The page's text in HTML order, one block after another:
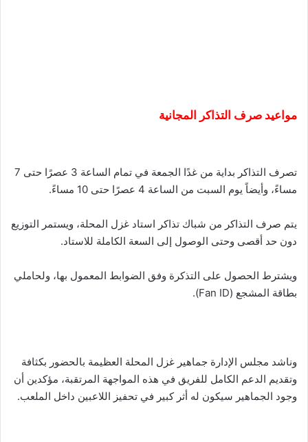
مواعيد صرف التذاكر المجانية
تصرف التذاكر بداية من غدًا الجمعة في تمام الساعة 3 عصرًا حتى 7
مساءً، وأيضاً يوم السبت من الساعة 4 عصرًا حتى 10 مساءً.
يتم صرف التذاكر من شباك تذاكر استاد غزل المحلة، ويستمر التوزيع
دون حد أقصى وحتى الوصول إلى السعة الكاملة للاستاد.
ويشترط الحصول على التذكرة وفق الضوابط المعمول بها، ولحاملي
بطاقة المشجع (Fan ID).
وناشد مجلس الإدارة جماهير غزل المحلة العظيمة بالحضور بكثافة
وتقديم الدعم الكامل للفريق في هذه المواجهة المرتقبة، مؤكدين أن
وجود الجماهير سيكون له أثر كبير في تحفيز اللاعبين داخل الملعب.